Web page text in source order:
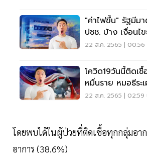
"ค่าไฟขึ้น" รัฐมีมา
ปชช. บ้าง เงื่อนไ
เช็คเลย
22 ส.ค. 2565 | 00:56
โควิด19วันนี้ติดเชื้
หมื่นราย หมอธีระ
5 เอเชีย
22 ส.ค. 2565 | 02:59
โดยพบได้ในผู้ป่วยที่ติดเชื้อทุกกลุ่มอาก
อาการ (38.6%)